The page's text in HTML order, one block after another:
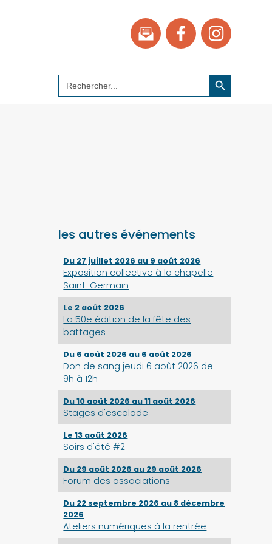
Search
for:
Search Button
les autres événements
Du 27 juillet 2026 au 9 août 2026
Exposition collective à la chapelle
Saint-Germain
Le 2 août 2026
La 50e édition de la fête des
battages
Du 6 août 2026 au 6 août 2026
Don de sang jeudi 6 août 2026 de
9h à 12h
Du 10 août 2026 au 11 août 2026
Stages d'escalade
Le 13 août 2026
Soirs d'été #2
Du 29 août 2026 au 29 août 2026
Forum des associations
Du 22 septembre 2026 au 8 décembre
2026
Ateliers numériques à la rentrée